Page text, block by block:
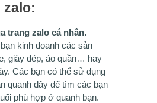
zalo:
trang zalo cá nhân.
kinh doanh các sản
giày dép, áo quần… hay
Các bạn có thể sử dụng
quanh đây để tìm các bạn
phù hợp ở quanh bạn.